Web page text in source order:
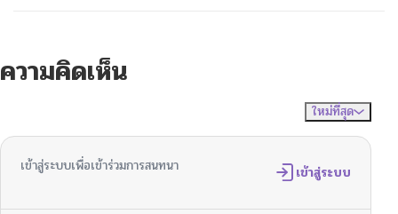
ความคิดเห็น
ใหม่ที่สุด
เข้าสู่ระบบเพื่อเข้าร่วมการสนทนา เข้าสู่ระบบ